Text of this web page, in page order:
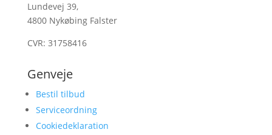
Lundevej 39,
4800 Nykøbing Falster
CVR: 31758416
Genveje
Bestil tilbud
Serviceordning
Cookiedeklaration